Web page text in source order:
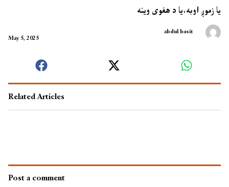
يا زموږ اوبه،يا د هغوی وينه
May 5, 2025
abdul basit
Related Articles
Post a comment